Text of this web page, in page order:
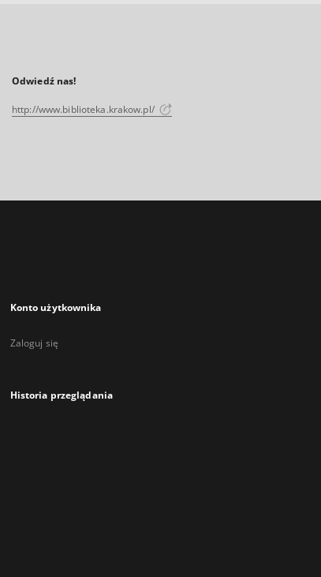
Odwiedź nas!
http://www.biblioteka.krakow.pl/
Konto użytkownika
Zaloguj się
Historia przeglądania